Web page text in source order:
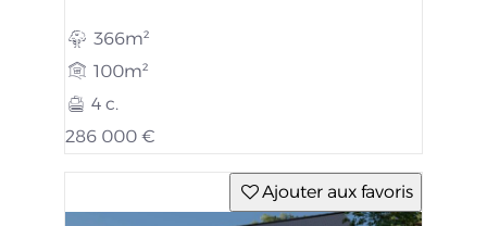
366m²
100m²
4 c.
286 000 €
Ajouter aux favoris